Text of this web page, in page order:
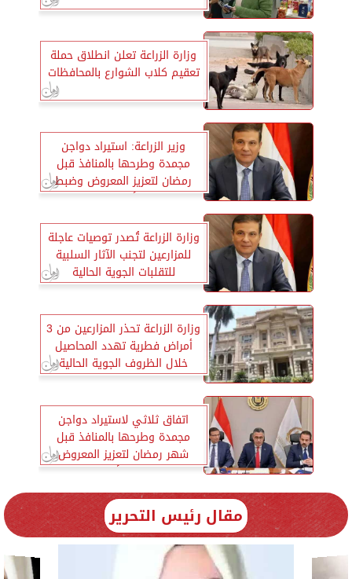
وزارة الزراعة تعلن انطلاق حملة
تعقيم كلاب الشوارع بالمحافظات
وزير الزراعة: استيراد دواجن
مجمدة وطرحها بالمنافذ قبل
رمضان لتعزيز المعروض وضبط
الأسواق
وزارة الزراعة تُصدر توصيات عاجلة
للمزارعين لتجنب الآثار السلبية
للتقلبات الجوية الحالية
وزارة الزراعة تحذر المزارعين من 3
أمراض فطرية تهدد المحاصيل
خلال الظروف الجوية الحالية
اتفاق ثلاثي لاستيراد دواجن
مجمدة وطرحها بالمنافذ قبل
شهر رمضان لتعزيز المعروض
وضبط الأسواق
مقال رئيس التحرير